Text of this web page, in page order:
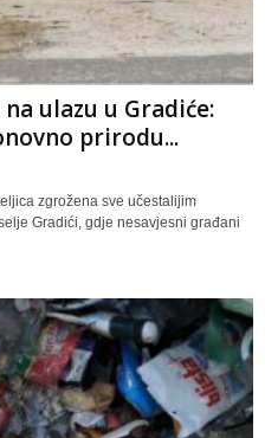
ulazu u Gradiće:
prirodu...
zgrožena sve učestalijim
Gradići, gdje nesavjesni građani